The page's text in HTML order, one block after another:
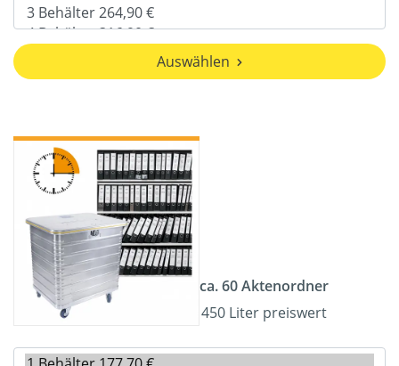
Auswählen
ca. 60 Aktenordner
450 Liter preiswert